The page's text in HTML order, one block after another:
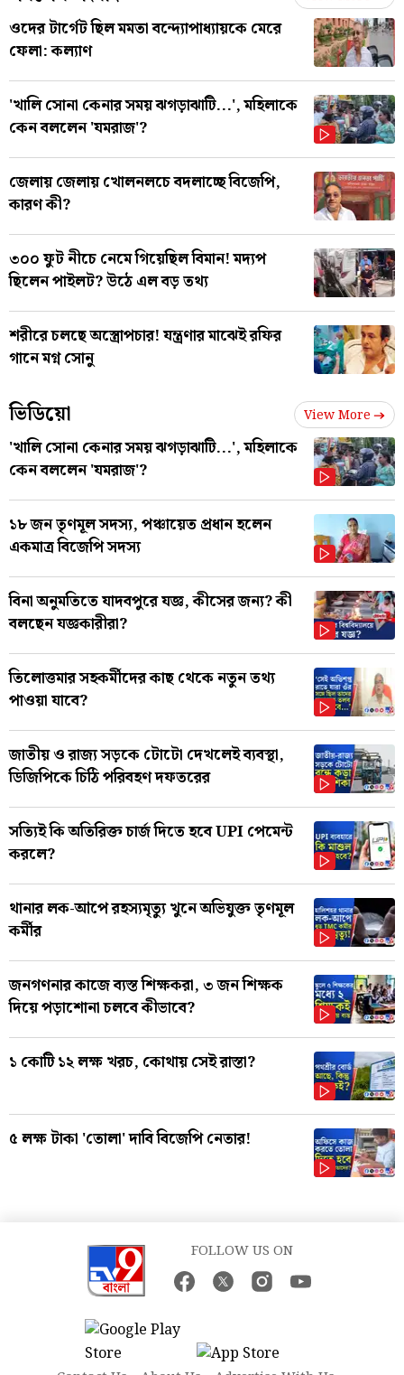
ওদের টার্গেট ছিল মমতা বন্দ্যোপাধ্যায়কে মেরে
ফেলা: কল্যাণ
'খালি সোনা কেনার সময় ঝগড়াঝাটি...', মহিলাকে
কেন বললেন 'যমরাজ'?
জেলায় জেলায় খোলনলচে বদলাচ্ছে বিজেপি,
কারণ কী?
৩০০ ফুট নীচে নেমে গিয়েছিল বিমান! মদ্যপ
ছিলেন পাইলট? উঠে এল বড় তথ্য
শরীরে চলছে অস্ত্রোপচার! যন্ত্রণার মাঝেই রফির
গানে মগ্ন সোনু
ভিডিয়ো View More
'খালি সোনা কেনার সময় ঝগড়াঝাটি...', মহিলাকে
কেন বললেন 'যমরাজ'?
১৮ জন তৃণমূল সদস্য, পঞ্চায়েত প্রধান হলেন
একমাত্র বিজেপি সদস্য
বিনা অনুমতিতে যাদবপুরে যজ্ঞ, কীসের জন্য? কী
বলছেন যজ্ঞকারীরা?
তিলোত্তমার সহকর্মীদের কাছ থেকে নতুন তথ্য
পাওয়া যাবে?
জাতীয় ও রাজ্য সড়কে টোটো দেখলেই ব্যবস্থা,
ডিজিপিকে চিঠি পরিবহণ দফতরের
সত্যিই কি অতিরিক্ত চার্জ দিতে হবে UPI পেমেন্ট
করলে?
থানার লক-আপে রহস্যমৃত্যু খুনে অভিযুক্ত তৃণমূল
কর্মীর
জনগণনার কাজে ব্যস্ত শিক্ষকরা, ৩ জন শিক্ষক
দিয়ে পড়াশোনা চলবে কীভাবে?
১ কোটি ১২ লক্ষ খরচ, কোথায় সেই রাস্তা?
৫ লক্ষ টাকা 'তোলা' দাবি বিজেপি নেতার!
FOLLOW US ON